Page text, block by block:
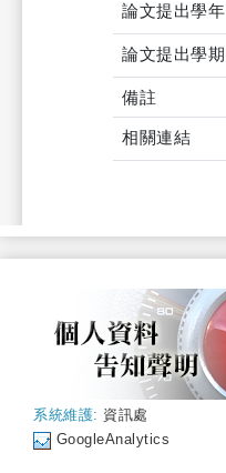
論文提出學年
論文提出學期
備註
相關連結
系統維護: 資訊處
GoogleAnalytics